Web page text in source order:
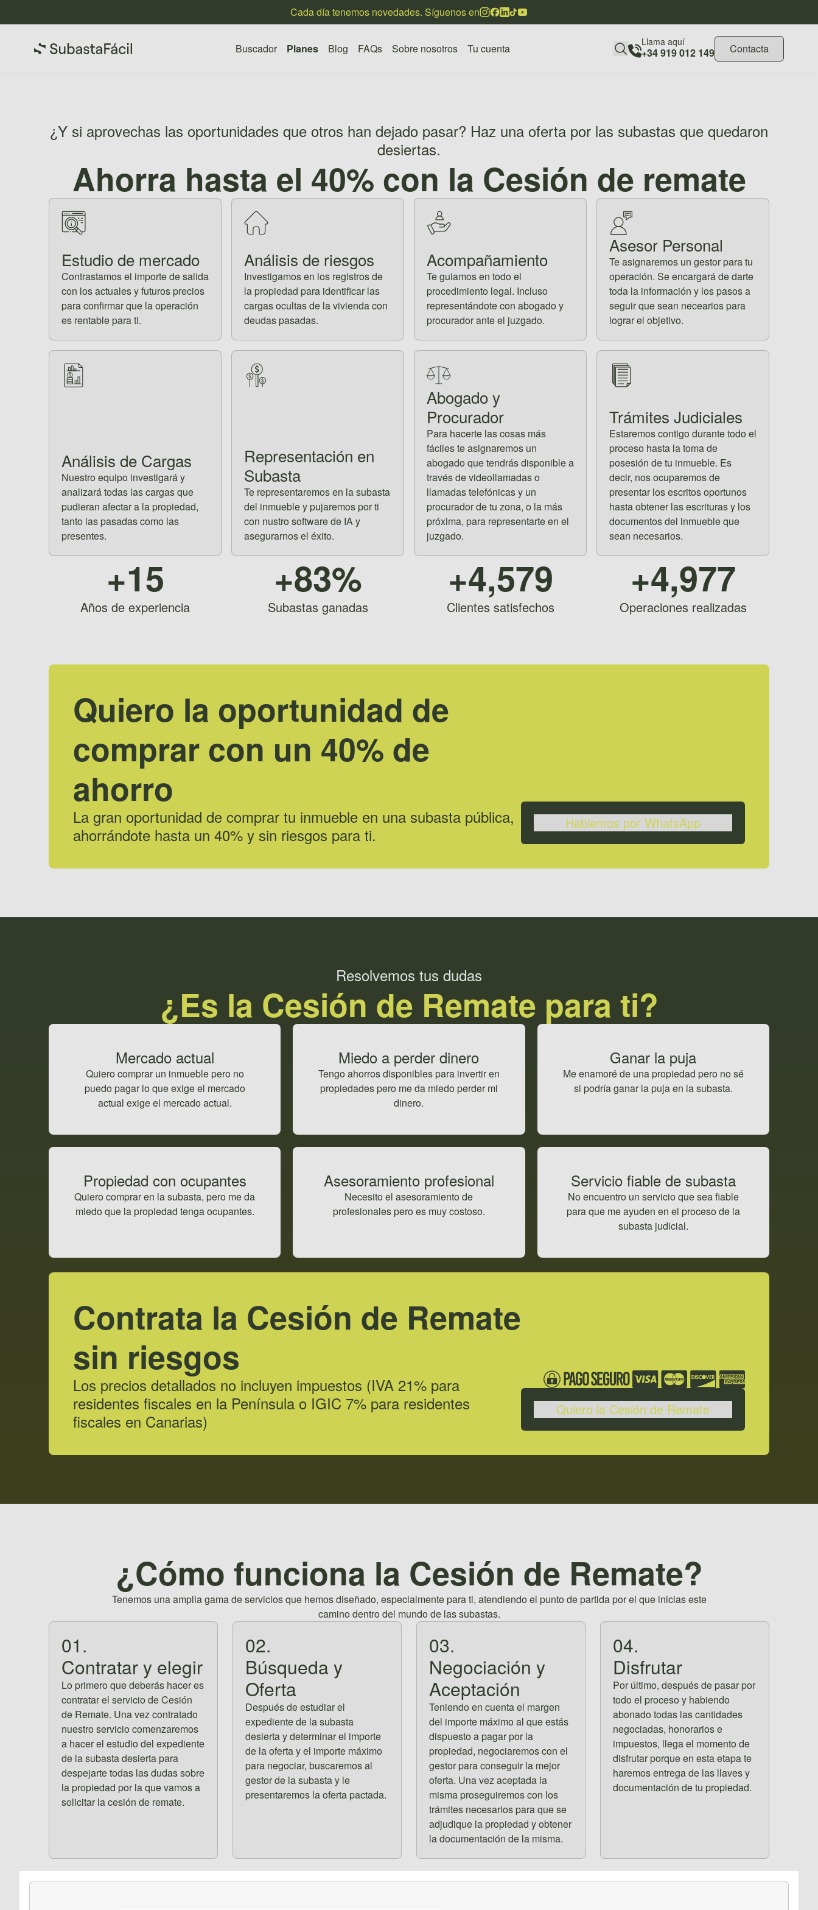
Cada día tenemos novedades. Síguenos en
Buscador Planes Blog FAQs Sobre nosotros Tu cuenta Llama aquí
+34 919 012 149 Contacta
¿Y si aprovechas las oportunidades que otros han dejado pasar? Haz una oferta por las subastas que quedaron
desiertas.
Ahorra hasta el 40% con la Cesión de remate
Estudio de mercado
Contrastamos el importe de salida
con los actuales y futuros precios
para confirmar que la operación
es rentable para ti.
Análisis de riesgos
Investigamos en los registros de
la propiedad para identificar las
cargas ocultas de la vivienda con
deudas pasadas.
Acompañamiento
Te guiamos en todo el
procedimiento legal. Incluso
representándote con abogado y
procurador ante el juzgado.
Asesor Personal
Te asignaremos un gestor para tu
operación. Se encargará de darte
toda la información y los pasos a
seguir que sean necearios para
lograr el objetivo.
Análisis de Cargas
Nuestro equipo investigará y
analizará todas las cargas que
pudieran afectar a la propiedad,
tanto las pasadas como las
presentes.
Representación en
Subasta
Te representaremos en la subasta
del inmueble y pujaremos por ti
con nustro software de IA y
asegurarnos el éxito.
Abogado y
Procurador
Para hacerte las cosas más
fáciles te asignaremos un
abogado que tendrás disponible a
través de videollamadas o
llamadas telefónicas y un
procurador de tu zona, o la más
próxima, para representarte en el
juzgado.
Trámites Judiciales
Estaremos contigo durante todo el
proceso hasta la toma de
posesión de tu inmueble. Es
decir, nos ocuparemos de
presentar los escritos oportunos
hasta obtener las escrituras y los
documentos del inmueble que
sean necesarios.
Años de experiencia
+15
Subastas ganadas
+83%
Clientes satisfechos
+4,579
Operaciones realizadas
+4,977
Quiero la oportunidad de
comprar con un 40% de
ahorro
La gran oportunidad de comprar tu inmueble en una subasta pública,
ahorrándote hasta un 40% y sin riesgos para ti.
Hablemos por WhatsApp
Resolvemos tus dudas
¿Es la Cesión de Remate para ti?
Mercado actual
Quiero comprar un inmueble pero no
puedo pagar lo que exige el mercado
actual exige el mercado actual.
Miedo a perder dinero
Tengo ahorros disponibles para invertir en
propiedades pero me da miedo perder mi
dinero.
Ganar la puja
Me enamoré de una propiedad pero no sé
si podría ganar la puja en la subasta.
Propiedad con ocupantes
Quiero comprar en la subasta, pero me da
miedo que la propiedad tenga ocupantes.
Asesoramiento profesional
Necesito el asesoramiento de
profesionales pero es muy costoso.
Servicio fiable de subasta
No encuentro un servicio que sea fiable
para que me ayuden en el proceso de la
subasta judicial.
Contrata la Cesión de Remate
sin riesgos
Los precios detallados no incluyen impuestos (IVA 21% para
residentes fiscales en la Península o IGIC 7% para residentes
fiscales en Canarias)
Quiero la Cesión de Remate
¿Cómo funciona la Cesión de Remate?
Tenemos una amplia gama de servicios que hemos diseñado, especialmente para ti, atendiendo el punto de partida por el que inicias este
camino dentro del mundo de las subastas.
01.
Contratar y elegir
Lo primero que deberás hacer es
contratar el servicio de Cesión
de Remate. Una vez contratado
nuestro servicio comenzaremos
a hacer el estudio del expediente
de la subasta desierta para
despejarte todas las dudas sobre
la propiedad por la que vamos a
solicitar la cesión de remate.
02.
Búsqueda y
Oferta
Después de estudiar el
expediente de la subasta
desierta y determinar el importe
de la oferta y el importe máximo
para negociar, buscaremos al
gestor de la subasta y le
presentaremos la oferta pactada.
03.
Negociación y
Aceptación
Teniendo en cuenta el margen
del importe máximo al que estás
dispuesto a pagar por la
propiedad, negociaremos con el
gestor para conseguir la mejor
oferta. Una vez aceptada la
misma proseguiremos con los
trámites necesarios para que se
adjudique la propiedad y obtener
la documentación de la misma.
04.
Disfrutar
Por último, después de pasar por
todo el proceso y habiendo
abonado todas las cantidades
negociadas, honorarios e
impuestos, llega el momento de
disfrutar porque en esta etapa te
haremos entrega de las llaves y
documentación de tu propiedad.